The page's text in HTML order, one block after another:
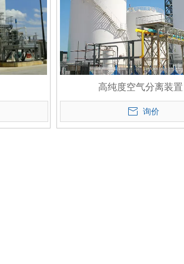
高纯度空气分离装置
询价